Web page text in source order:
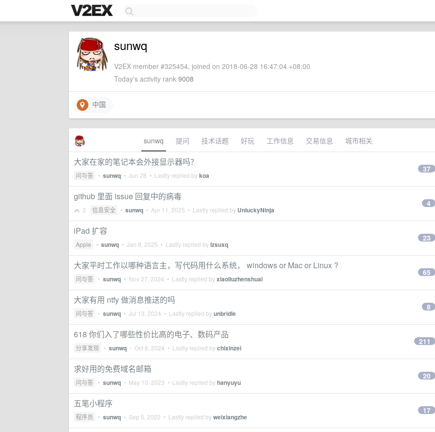
sunwq
V2EX member #325454, joined on 2018-06-28 16:47:04 +08:00
Today's activity rank 9008
中国
sunwq 提问 技术话题 好玩 工作信息 交易信息 城市相关
大家在家的笔记本会外接显示器吗？
问与答 • sunwq • Jun 28 • Lastly replied bykoa
37
github 里面 issue 回复中的病毒
2 信息安全 • sunwq • Apr 11, 2025 • Lastly replied by UnluckyNinja
4
iPad 扩容
Apple • sunwq • Jan 8, 2025 • Lastly replied bylzsuxq
23
大家平时工作以哪种语言主，写代码用什么系统， windows or Mac or Linux ?
问与答 • sunwq • Nov 27, 2024 • Lastly replied byxiaoliuzhenshuai
65
大家有用 ntfy 做消息推送的吗
问与答 • sunwq • Jul 13, 2024 • Lastly replied byunbridle
8
618 你们入了哪些性价比高的电子、数码产品
分享发现 • sunwq • Oct 8, 2024 • Lastly replied bychixinzei
211
求好用的免费域名邮箱
问与答 • sunwq • May 10, 2023 • Lastly replied byhanyuyu
20
五笔小程序
程序员 • sunwq • Sep 5, 2022 • Lastly replied byweixiangzhe
17